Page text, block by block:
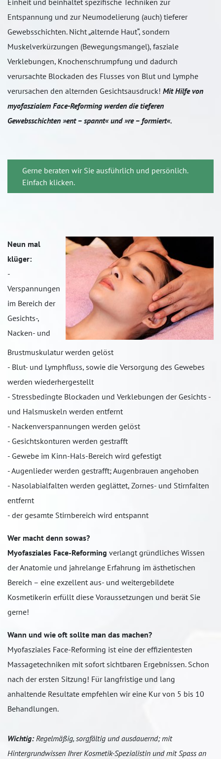
Einheit und beinhaltet spezifische Techniken zur
Entspannung und zur Neumodelierung (auch) tieferer
Gewebsschichten. Nicht „alternde Haut“, sondern
Muskelverkürzungen (Bewegungsmangel), fasziale
Verklebungen, Knochenschrumpfung und dadurch
verursachte Blockaden des Flusses von Blut und Lymphe
verursachen den alternden Gesichtsausdruck! Mit Hilfe von
myofaszialem Face-Reforming werden die tieferen
Gewebsschichten »ent – spannt« und »re – formiert«.
Gerne beraten wir Sie ausführlich und persönlich.
Einfach klicken.
Neun mal
klüger:
-
Verspannungen
im Bereich der
Gesichts-,
Nacken- und
Brustmuskulatur werden gelöst
- Blut- und Lymphfluss, sowie die Versorgung des Gewebes
werden wiederhergestellt
- Stressbedingte Blockaden und Verklebungen der Gesichts -
und Halsmuskeln werden entfernt
- Nackenverspannungen werden gelöst
- Gesichtskonturen werden gestrafft
- Gewebe im Kinn-Hals-Bereich wird gefestigt
- Augenlieder werden gestrafft; Augenbrauen angehoben
- Nasolabialfalten werden geglättet, Zornes- und Stirnfalten
entfernt
- der gesamte Stirnbereich wird entspannt
Wer macht denn sowas?
Myofasziales Face-Reforming verlangt gründliches Wissen
der Anatomie und jahrelange Erfahrung im ästhetischen
Bereich – eine exzellent aus- und weitergebildete
Kosmetikerin erfüllt diese Voraussetzungen und berät Sie
gerne!
Wann und wie oft sollte man das machen?
Myofasziales Face-Reforming ist eine der effizientesten
Massagetechniken mit sofort sichtbaren Ergebnissen. Schon
nach der ersten Sitzung! Für langfristige und lang
anhaltende Resultate empfehlen wir eine Kur von 5 bis 10
Behandlungen.
Wichtig: Regelmäßig, sorgfältig und ausdauernd; mit
Hintergrundwissen Ihrer Kosmetik-Spezialistin und mit Spass an